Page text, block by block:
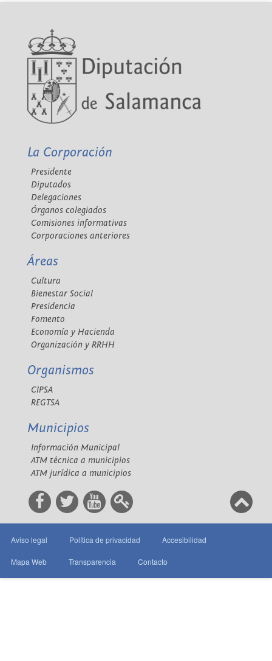
La Corporación
Presidente
Diputados
Delegaciones
Órganos colegiados
Comisiones informativas
Corporaciones anteriores
Áreas
Cultura
Bienestar Social
Presidencia
Fomento
Economía y Hacienda
Organización y RRHH
Organismos
CIPSA
REGTSA
Municipios
Información Municipal
ATM técnica a municipios
ATM jurídica a municipios
Aviso legal Política de privacidad Accesibilidad
Mapa Web Transparencia Contacto